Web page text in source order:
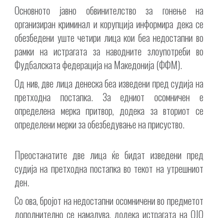
Основното јавно обвинителство за гонење на
организиран криминал и корупција информира дека се
обезбедени уште четири лица кои беа недостапни во
рамки на истрагата за наводните злоупотреби во
Фудбалската федерација на Македонија (ФФМ).
Од нив, две лица денеска беа изведени пред судија на
претходна постапка. За едниот осомничен е
определена мерка притвор, додека за вториот се
определени мерки за обезбедување на присуство.
Преостанатите две лица ќе бидат изведени пред
судија на претходна постапка во текот на утрешниот
ден.
Со ова, бројот на недостапни осомничени во предметот
дополнително се намалува, додека истрагата на ОЈО